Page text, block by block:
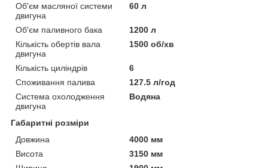
Об'єм масляної системи
двигуна
60 л
Об'єм паливного бака
1200 л
Кількість обертів вала
двигуна
1500 об/хв
Кількість циліндрів
6
Споживання палива
127.5 л/год
Система охолодження
двигуна
Водяна
Габаритні розміри
Довжина
4000 мм
Висота
3150 мм